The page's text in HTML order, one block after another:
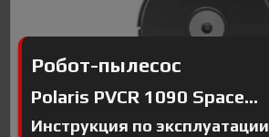
Робот-пылесос
Polaris PVCR 1090 Space...
Инструкция по эксплуатации